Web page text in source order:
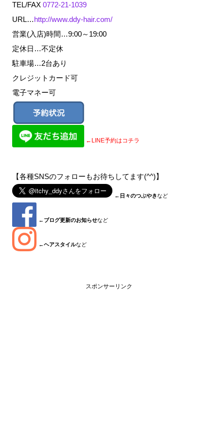
TEL/FAX 0772-21-1039
URL…http://www.ddy-hair.com/
営業(入店)時間…9:00～19:00
定休日…不定休
駐車場…2台あり
クレジットカード可
電子マネー可
←LINE予約はコチラ
【各種SNSのフォローもお待ちしてます(^^)】
← 日々のつぶやきなど
← ブログ更新のお知らせなど
←ヘアスタイルなど
スポンサーリンク